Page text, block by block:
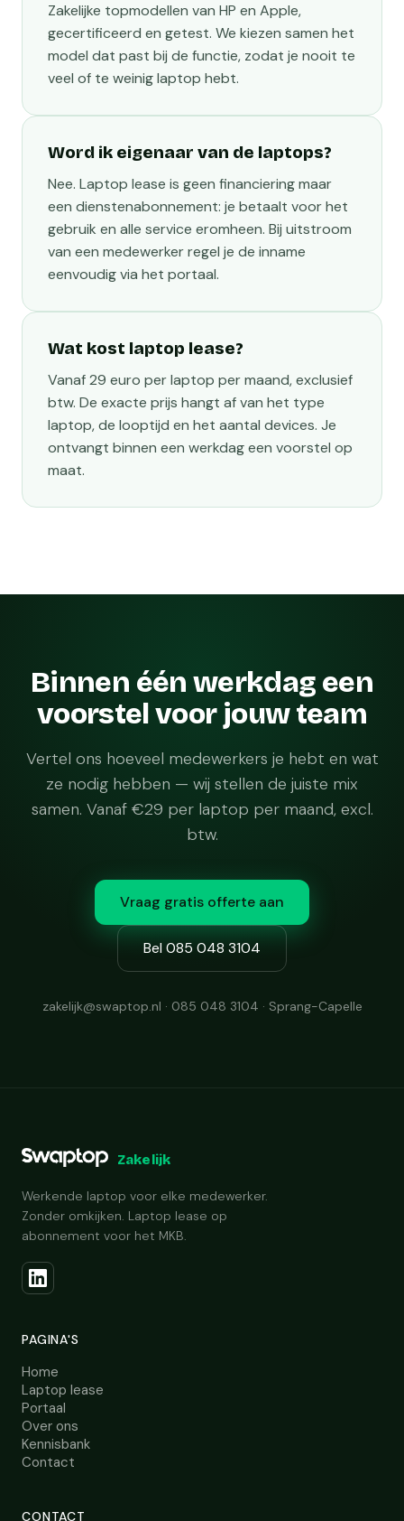
Zakelijke topmodellen van HP en Apple,
gecertificeerd en getest. We kiezen samen het
model dat past bij de functie, zodat je nooit te
veel of te weinig laptop hebt.
Word ik eigenaar van de laptops?
Nee. Laptop lease is geen financiering maar
een dienstenabonnement: je betaalt voor het
gebruik en alle service eromheen. Bij uitstroom
van een medewerker regel je de inname
eenvoudig via het portaal.
Wat kost laptop lease?
Vanaf 29 euro per laptop per maand, exclusief
btw. De exacte prijs hangt af van het type
laptop, de looptijd en het aantal devices. Je
ontvangt binnen een werkdag een voorstel op
maat.
Binnen één werkdag een
voorstel voor jouw team
Vertel ons hoeveel medewerkers je hebt en wat
ze nodig hebben — wij stellen de juiste mix
samen. Vanaf €29 per laptop per maand, excl.
btw.
Vraag gratis offerte aan
Bel 085 048 3104
zakelijk@swaptop.nl · 085 048 3104 · Sprang-Capelle
Zakelijk
Werkende laptop voor elke medewerker.
Zonder omkijken. Laptop lease op
abonnement voor het MKB.
PAGINA'S
Home
Laptop lease
Portaal
Over ons
Kennisbank
Contact
CONTACT